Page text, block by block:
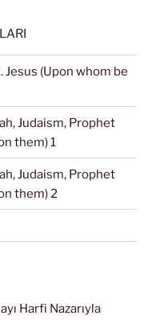
Jesus (Upon whom be
Judaism, Prophet
them) 1
Judaism, Prophet
them) 2
Harfi Nazarıyla